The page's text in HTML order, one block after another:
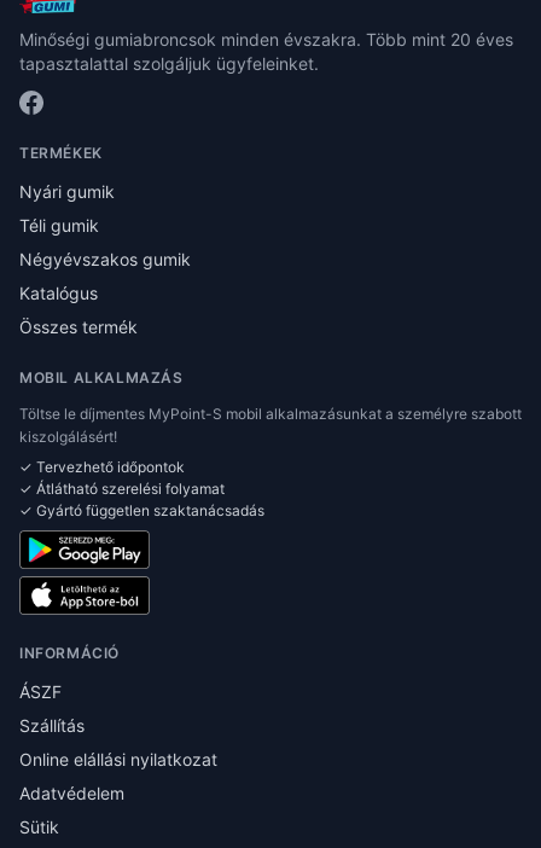
Minőségi gumiabroncsok minden évszakra. Több mint 20 éves
tapasztalattal szolgáljuk ügyfeleinket.
TERMÉKEK
Nyári gumik
Téli gumik
Négyévszakos gumik
Katalógus
Összes termék
MOBIL ALKALMAZÁS
Töltse le díjmentes MyPoint-S mobil alkalmazásunkat a személyre szabott
kiszolgálásért!
✓ Tervezhető időpontok
✓ Átlátható szerelési folyamat
✓ Gyártó független szaktanácsadás
INFORMÁCIÓ
ÁSZF
Szállítás
Online elállási nyilatkozat
Adatvédelem
Sütik